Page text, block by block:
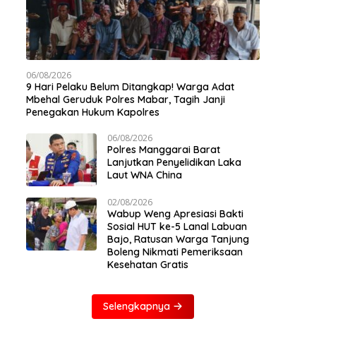
06/08/2026
9 Hari Pelaku Belum Ditangkap! Warga Adat
Mbehal Geruduk Polres Mabar, Tagih Janji
Penegakan Hukum Kapolres
06/08/2026
Polres Manggarai Barat
Lanjutkan Penyelidikan Laka
Laut WNA China
02/08/2026
Wabup Weng Apresiasi Bakti
Sosial HUT ke-5 Lanal Labuan
Bajo, Ratusan Warga Tanjung
Boleng Nikmati Pemeriksaan
Kesehatan Gratis
Selengkapnya